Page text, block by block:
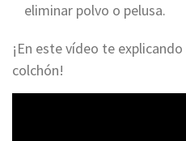
eliminar polvo o pelusa.
¡En este vídeo te
colchón!